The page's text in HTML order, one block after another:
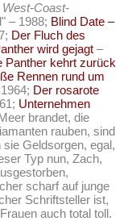
West-Coast-
– 1988; Blind Date –
Der Fluch des
wird gejagt –
Panther kehrt zurück
Rennen rund um
Der rosarote
Unternehmen
brandet, die
rauben, sind
Geldsorgen, egal,
Typ nun, Zach,
scharf auf junge
Schriftsteller ist,
auch total toll.